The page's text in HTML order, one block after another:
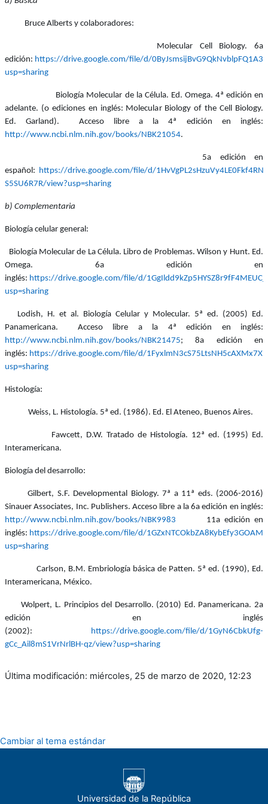
Bruce Alberts y colaboradores:
Molecular Cell Biology. 6a
edición: https://drive.google.com/file/d/
usp=sharing
Biología Molecular de la Célula. Ed. Omega. 4ª edición en
adelante. (o ediciones en inglés: Molecular Biology of theCell Biology.
Ed. Garland). Acceso libre a la 4ª edición en inglés:
http://www.ncbi.nlm.nih.gov/books/NBK21054.
5a edición en
español: https://drive.google.com/file/d/1HvVgPL2sHzuVy4LE0Fkf4RN-
S5SU6R7R/view?usp=sharing
b) Complementaria
Biología celular general:
Biología Molecular de La Célula. Libro de Problemas. Wilson y Hunt. Ed.
Omega. 6a edición en
inglés: https://drive.google.com/file/d/
usp=sharing
Lodish, H. et al. Biología Celular y Molecular. 5ª ed. (2005) Ed.
Panamericana.
Acceso libre a la 4ª edición en inglés:
http://www.ncbi.nlm.nih.gov/books/NBK21475; 8a edición en
inglés: https://drive.google.com/file/d/
usp=sharing
Histología:
Weiss, L. Histología. 5ª ed. (1986). Ed. El Ateneo, Buenos Aires.
Fawcett, D.W. Tratado de Histología. 12ª ed. (1995) Ed.
Interamericana.
Biología del desarrollo:
Gilbert, S.F. Developmental Biology. 7ª a 11ª eds. (2006-2016)
Sinauer Associates, Inc. Publishers.Acceso libre a la 6a edición en inglés:
http://www.ncbi.nlm.nih.gov/books/NBK9983 11a edición en
inglés: https://drive.google.com/file/d/
usp=sharing
Carlson, B.M. Embriología básica de Patten. 5ª ed. (1990), Ed.
Interamericana, México.
Wolpert, L. Principios del Desarrollo. (2010) Ed. Panamericana. 2a
edición en inglés
(2002):
https://drive.google.com/file/d/1GyN6CbkUfg-
gCc_Ail8mS1VrNrlBH-qz/view?usp=sharing
Última modificación: miércoles, 25 de marzo de 2020, 12:23
Cambiar al tema estándar
Universidad de la República